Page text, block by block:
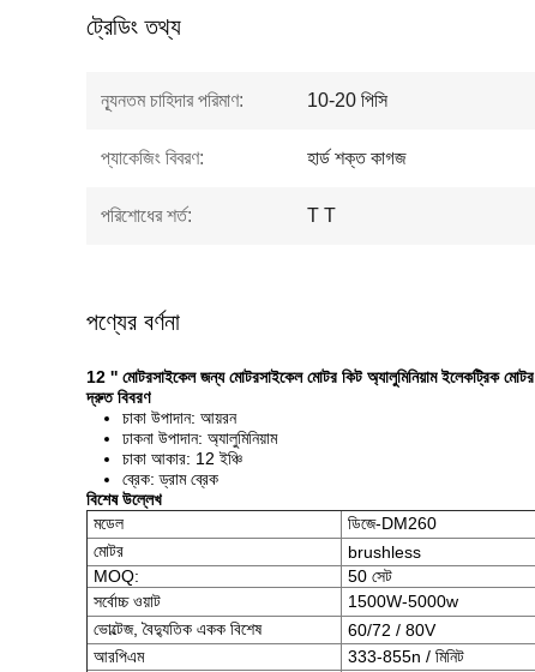
ট্রেডিং তথ্য
ন্যূনতম চাহিদার পরিমাণ: 10-20 পিসি
প্যাকেজিং বিবরণ: হার্ড শক্ত কাগজ
পরিশোধের শর্ত: T T
পণ্যের বর্ণনা
12 '' মোটরসাইকেল জন্য মোটরসাইকেল মোটর কিট অ্যালুমিনিয়াম ইলেকট্রিক মোটর
দ্রুত বিবরণ
চাকা উপাদান: আয়রন
ঢাকনা উপাদান: অ্যালুমিনিয়াম
চাকা আকার: 12 ইঞ্চি
ব্রেক: ড্রাম ব্রেক
বিশেষ উল্লেখ
মডেল
ডিজে-DM260
মোটর
brushless
MOQ:
50 সেট
সর্বোচ্চ ওয়াট
1500W-5000w
ভোল্টেজ, বৈদ্যুতিক একক বিশেষ
60/72 / 80V
আরপিএম
333-855n / মিনিট